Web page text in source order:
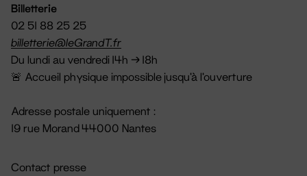
Billetterie
02 51 88 25 25
billetterie@leGrandT.fr
Du lundi au vendredi 14h → 18h
🚨 Accueil physique impossible jusqu'à l'ouverture
Adresse postale uniquement :
19 rue Morand 44000 Nantes
Contact presse